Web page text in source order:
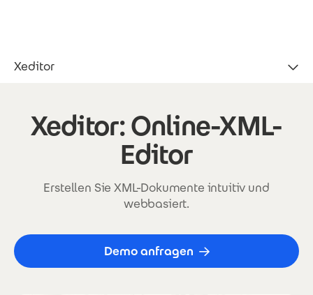
Xeditor
Xeditor
Xeditor: Online-XML-
Editor
Erstellen Sie XML-Dokumente intuitiv und
webbasiert.
Demo anfragen